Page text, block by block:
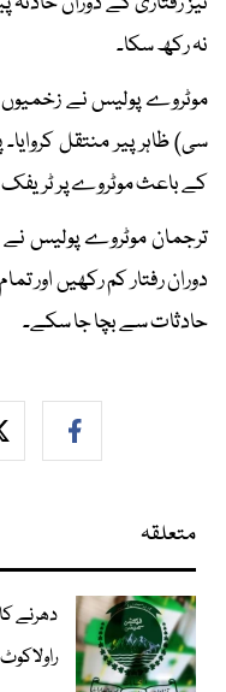
نہ رکھ سکا۔
موٹروے پولیس نے زخمیوں
سی) ظاہر پیر منتقل
کے باعث موٹروے پر
ترجمان موٹروے پولیس
دوران رفتار کم رکھیں اور
حادثات سے بچا جا سکے۔
متعلقہ